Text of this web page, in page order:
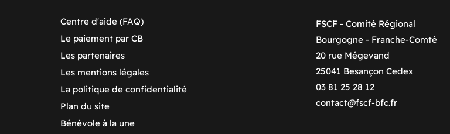
Centre d'aide (FAQ)
Le paiement par CB
Les partenaires
Les mentions légales
La politique de confidentialité
Plan du site
Bénévole à la une
FSCF - Comité Régional
Bourgogne - Franche-Comté
20 rue Mégevand
25041 Besançon Cedex
03 81 25 28 12
contact@fscf-bfc.fr